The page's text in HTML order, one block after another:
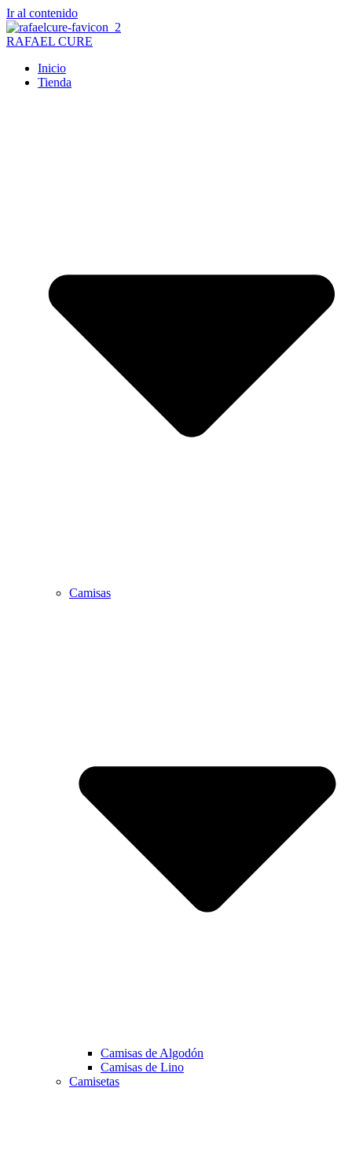
Ir al contenido
RAFAEL CURE
Inicio
Tienda
Camisas
Camisas de Algodón
Camisas de Lino
Camisetas